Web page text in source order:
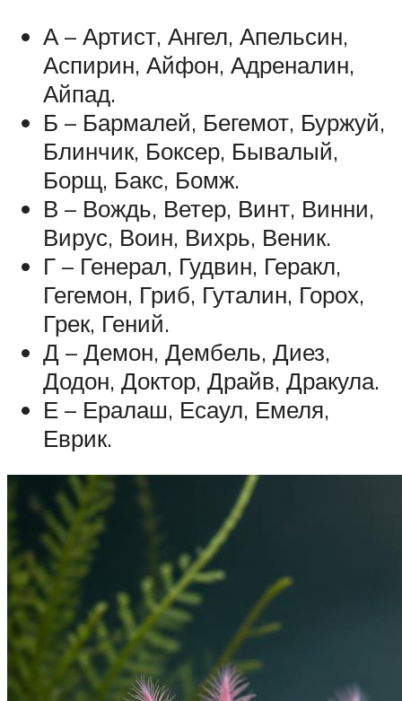
А – Артист, Ангел, Апельсин,
Аспирин, Айфон, Адреналин,
Айпад.
Б – Бармалей, Бегемот, Буржуй,
Блинчик, Боксер, Бывалый,
Борщ, Бакс, Бомж.
В – Вождь, Ветер, Винт, Винни,
Вирус, Воин, Вихрь, Веник.
Г – Генерал, Гудвин, Геракл,
Гегемон, Гриб, Гуталин, Горох,
Грек, Гений.
Д – Демон, Дембель, Диез,
Додон, Доктор, Драйв, Дракула.
Е – Ералаш, Есаул, Емеля,
Еврик.